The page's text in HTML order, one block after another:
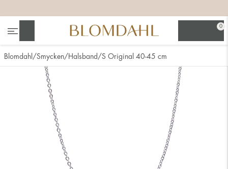
0
Se alla
Blomdahl Smycken Halsband S Original 40-45 cm